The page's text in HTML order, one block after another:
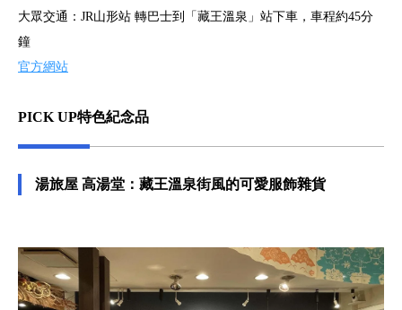
大眾交通：JR山形站 轉巴士到「藏王溫泉」站下車，車程約45分
鐘
官方網站
PICK UP特色紀念品
湯旅屋 高湯堂：藏王溫泉街風的可愛服飾雜貨